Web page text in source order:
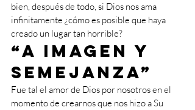
bien, después de todo, si Dios nos ama
infinitamente ¿cómo es posible que haya
creado un lugar tan horrible?
“A imagen y
semejanza”
Fue tal el amor de Dios por nosotros en el
momento de crearnos que nos hizo a Su